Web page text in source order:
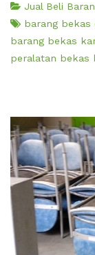
Jual Beli
barang bekas
barang bekas
peralatan bekas